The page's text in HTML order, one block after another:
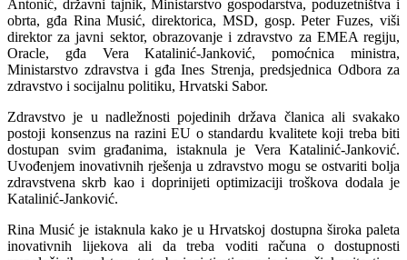
Antonić, državni tajnik, Ministarstvo gospodarstva, poduzetništva i
obrta, gđa Rina Musić, direktorica, MSD, gosp. Peter Fuzes, viši
direktor za javni sektor, obrazovanje i zdravstvo za EMEA regiju,
Oracle, gđa Vera Katalinić-Janković, pomoćnica ministra,
Ministarstvo zdravstva i gđa Ines Strenja, predsjednica Odbora za
zdravstvo i socijalnu politiku, Hrvatski Sabor.
Zdravstvo je u nadležnosti pojedinih država članica ali svakako
postoji konsenzus na razini EU o standardu kvalitete koji treba biti
dostupan svim građanima, istaknula je Vera Katalinić-Janković.
Uvođenjem inovativnih rješenja u zdravstvo mogu se ostvariti bolja
zdravstvena skrb kao i doprinijeti optimizaciji troškova dodala je
Katalinić-Janković.
Rina Musić je istaknula kako je u Hrvatskoj dostupna široka paleta
inovativnih lijekova ali da treba voditi računa o dostupnosti